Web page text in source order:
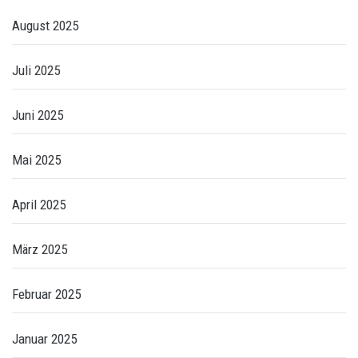
August 2025
Juli 2025
Juni 2025
Mai 2025
April 2025
März 2025
Februar 2025
Januar 2025